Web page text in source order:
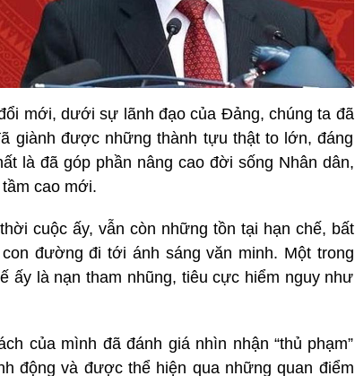
mới, dưới sự lãnh đạo của Đảng, chúng ta đã
giành được những thành tựu thật to lớn, đáng
là đã góp phần nâng cao đời sống Nhân dân,
cao mới.
cuộc ấy, vẫn còn những tồn tại hạn chế, bất
đường đi tới ánh sáng văn minh. Một trong
ấy là nạn tham nhũng, tiêu cực hiểm nguy như
của mình đã đánh giá nhìn nhận “thủ phạm”
động và được thể hiện qua những quan điểm